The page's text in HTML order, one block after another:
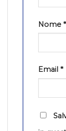
Nome *
Email *